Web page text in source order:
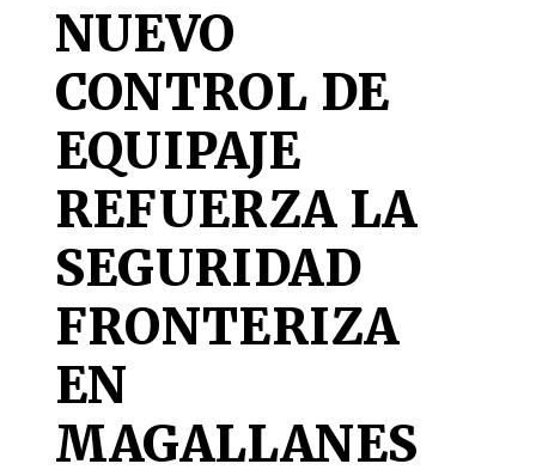
NUEVO
CONTROL DE
EQUIPAJE
REFUERZA LA
SEGURIDAD
FRONTERIZA
EN
MAGALLANES